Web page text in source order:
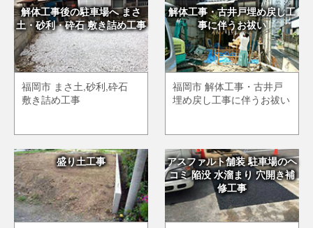
解体工事後の駐車場へ まさ
土・砂利・砕石 敷き詰め工事
福岡市 まさ土,砂利,砕石
敷き詰め工事
解体工事・古井戸埋め戻し工
事に伴うお祓い
福岡市 解体工事・古井戸
埋め戻し工事に伴うお祓い
盛り土工事
アスファルト舗装 駐車場のヘ
コミ 陥没 水溜まり 穴開き補
修工事